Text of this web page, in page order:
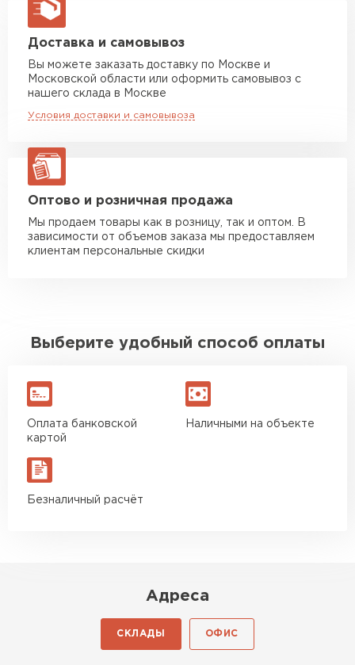
макс. длина груза 13,5 м
Манипулятор до 5 тн
Манипулятор до 10 тн
макс. длина груза 8 м
макс. длина груза 13,5 м
ЗАКАЗАТЬ С ДОСТАВКОЙ
Доставка и самовывоз
Вы можете заказать доставку по Москве и
Московской области или оформить самовывоз с
нашего склада в Москве
Условия доставки и самовывоза
Оптово и розничная продажа
Мы продаем товары как в розницу, так и оптом. В
зависимости от объемов заказа мы предоставляем
клиентам персональные скидки
Выберите удобный способ оплаты
Оплата банковской
картой
Наличными на объекте
Безналичный расчёт
Адреса
СКЛАДЫ ОФИС